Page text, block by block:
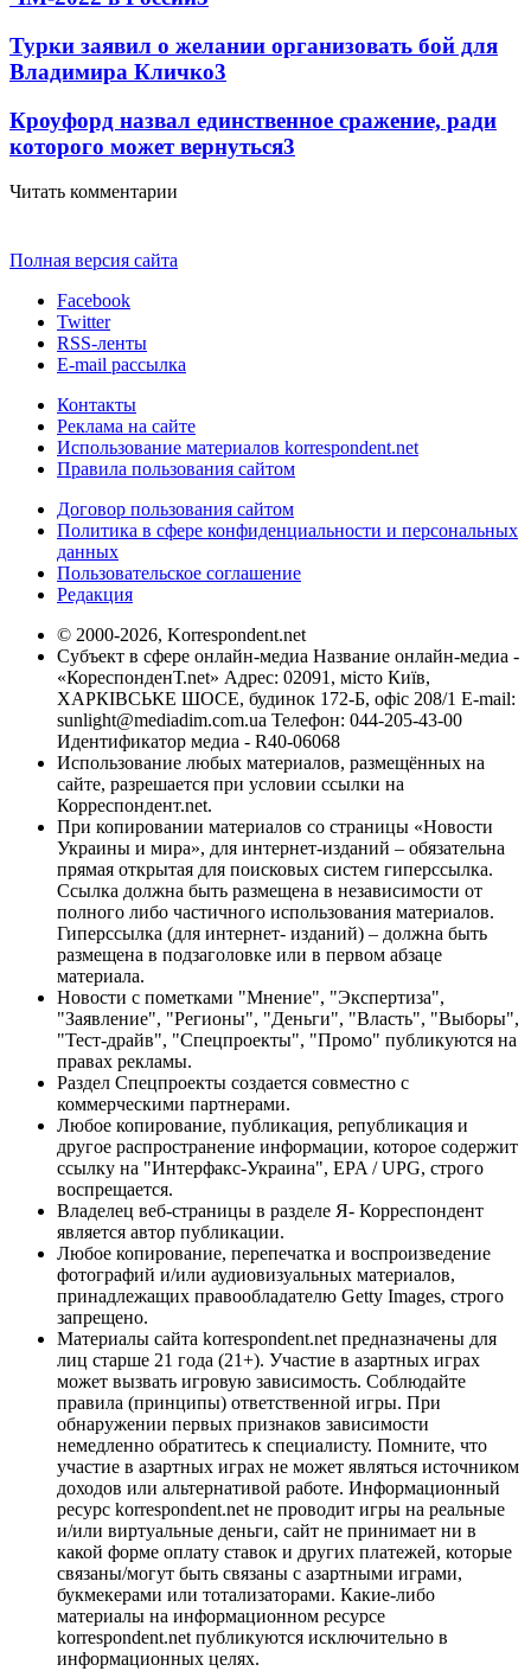
Турки заявил о желании организовать бой для
Владимира Кличко3
Кроуфорд назвал единственное сражение, ради
которого может вернуться3
Читать комментарии
Полная версия сайта
Facebook
Twitter
RSS-ленты
E-mail рассылка
Контакты
Реклама на сайте
Использование материалов korrespondent.net
Правила пользования сайтом
Договор пользования сайтом
Политика в сфере конфиденциальности и персональных
данных
Пользовательское соглашение
Редакция
© 2000-2026, Korrespondent.net
Субъект в сфере онлайн-медиа Название онлайн-медиа -
«КореспонденТ.net» Адрес: 02091, місто Київ,
ХАРКІВСЬКЕ ШОСЕ, будинок 172-Б, офіс 208/1 E-mail:
sunlight@mediadim.com.ua Телефон: 044-205-43-00
Идентификатор медиа - R40-06068
Использование любых материалов, размещённых на
сайте, разрешается при условии ссылки на
Корреспондент.net.
При копировании материалов со страницы «Новости
Украины и мира», для интернет-изданий – обязательна
прямая открытая для поисковых систем гиперссылка.
Ссылка должна быть размещена в независимости от
полного либо частичного использования материалов.
Гиперссылка (для интернет- изданий) – должна быть
размещена в подзаголовке или в первом абзаце
материала.
Новости с пометками "Мнение", "Экспертиза",
"Заявление", "Регионы", "Деньги", "Власть", "Выборы",
"Тест-драйв", "Спецпроекты", "Промо" публикуются на
правах рекламы.
Раздел Спецпроекты создается совместно с
коммерческими партнерами.
Любое копирование, публикация, републикация и
другое распространение информации, которое содержит
ссылку на "Интерфакс-Украина", EPA / UPG, строго
воспрещается.
Владелец веб-страницы в разделе Я- Корреспондент
является автор публикации.
Любое копирование, перепечатка и воспроизведение
фотографий и/или аудиовизуальных материалов,
принадлежащих правообладателю Getty Images, строго
запрещено.
Материалы сайта korrespondent.net предназначены для
лиц старше 21 года (21+). Участие в азартных играх
может вызвать игровую зависимость. Соблюдайте
правила (принципы) ответственной игры. При
обнаружении первых признаков зависимости
немедленно обратитесь к специалисту. Помните, что
участие в азартных играх не может являться источником
доходов или альтернативой работе. Информационный
ресурс korrespondent.net не проводит игры на реальные
и/или виртуальные деньги, сайт не принимает ни в
какой форме оплату ставок и других платежей, которые
связаны/могут быть связаны с азартными играми,
букмекерами или тотализаторами. Какие-либо
материалы на информационном ресурсе
korrespondent.net публикуются исключительно в
информационных целях.